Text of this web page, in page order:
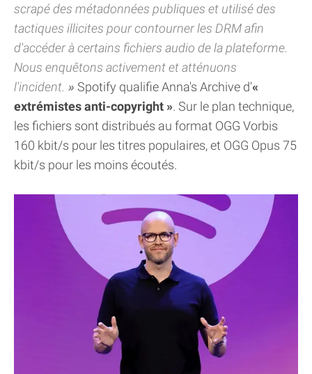
scrapé des métadonnées publiques et utilisé des
tactiques illicites pour contourner les DRM afin
d'accéder à certains fichiers audio de la plateforme.
Nous enquêtons activement et atténuons
l'incident.
Spotify qualifie Anna's Archive d'«
extrémistes anti-copyright ». Sur le plan technique,
les fichiers sont distribués au format OGG Vorbis
160 kbit/s pour les titres populaires, et OGG Opus 75
kbit/s pour les moins écoutés.